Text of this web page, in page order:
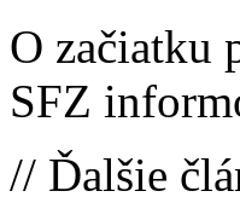
O začiatku
SFZ
// Ďalšie